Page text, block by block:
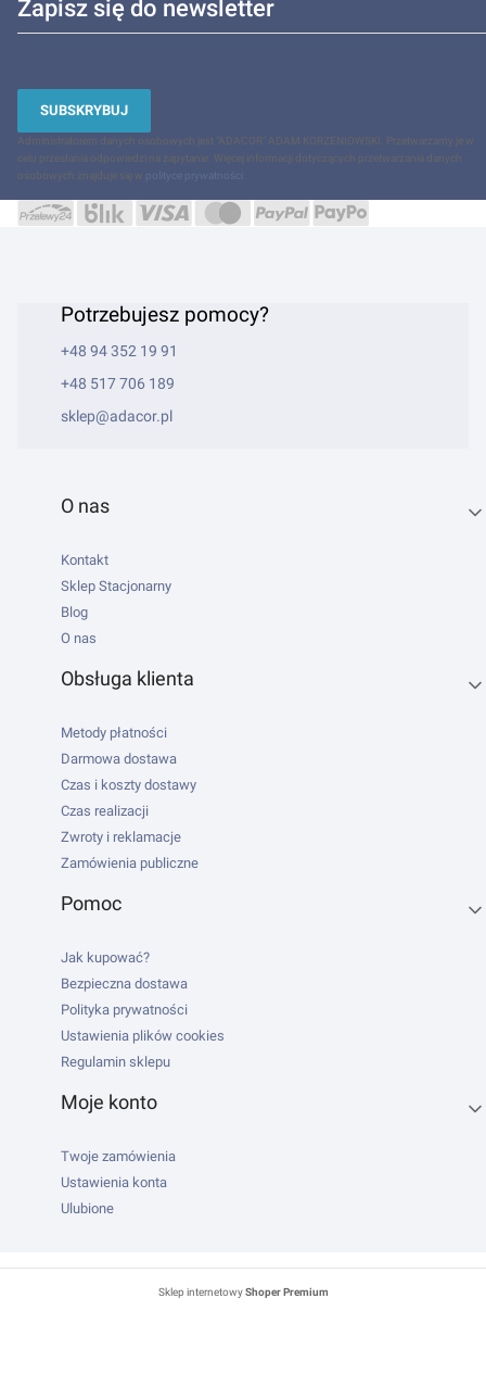
Zapisz się do newsletter
SUBSKRYBUJ
Administratorem danych osobowych jest "ADACOR" ADAM KORZENIOWSKI. Przetwarzamy je w
celu przesłania odpowiedzi na zapytanie. Więcej informacji dotyczących przetwarzania danych
osobowych znajduje się w
Potrzebujesz pomocy?
+48 94 352 19 91
+48 517 706 189
sklep@adacor.pl
Linki w stopce
O nas
Kontakt
Sklep Stacjonarny
Blog
O nas
Obsługa klienta
Metody płatności
Darmowa dostawa
Czas i koszty dostawy
Czas realizacji
Zwroty i reklamacje
Zamówienia publiczne
Pomoc
Jak kupować?
Bezpieczna dostawa
Polityka prywatności
Ustawienia plików cookies
Regulamin sklepu
Moje konto
Twoje zamówienia
Ustawienia konta
Ulubione
Sklep internetowyShoper Premium